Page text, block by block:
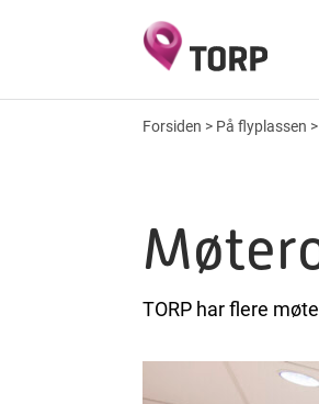
Forsiden > På flyplassen >
TORP har flere